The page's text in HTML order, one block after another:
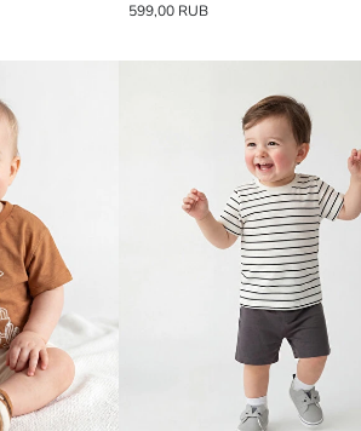
599,00 RUB